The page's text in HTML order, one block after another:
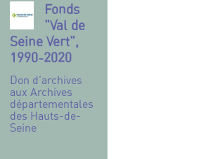
Fonds
"Val de
Seine Vert",
1990-2020
Don d’archives
aux Archives
départementales
des Hauts-de-
Seine